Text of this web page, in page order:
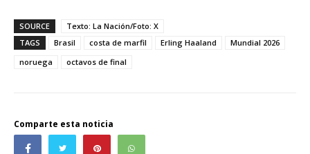
SOURCE
Texto: La Nación/Foto: X
TAGS
Brasil costa de marfil Erling Haaland
Mundial 2026
noruega
octavos de final
Comparte esta noticia